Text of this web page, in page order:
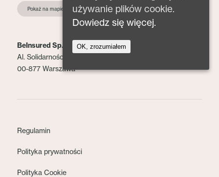
Pokaż na mapie
BeInsured Sp. z o.o.
Al. Solidarności 153 lok. 2
00-877 Warszawa
Regulamin
Polityka prywatności
Polityka Cookie
używanie plików cookie.
Dowiedz się więcej.
OK, zrozumiałem